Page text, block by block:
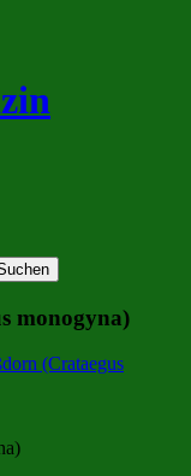
monogyna)
(Crataegus